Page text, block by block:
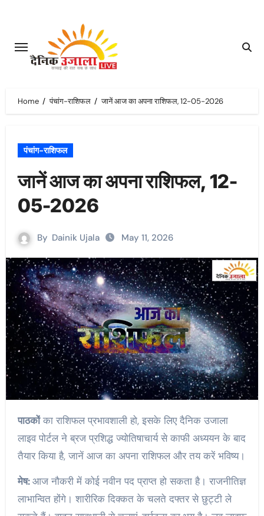
content
Home पंचांग-राशिफल जानें आज का अपना राशिफल, 12-05-2026
पंचांग-राशिफल
जानें आज का अपना राशिफल, 12-
05-2026
By Dainik Ujala May 11, 2026
पाठकोंका राशिफल प्रभावशाली हो, इसके लिए दैनिक उजाला
लाइव पोर्टल ने ब्रज प्रशिद्ध ज्योतिषाचार्य से काफी अध्ययन के बाद
तैयार किया है, जानें आज का अपना राशिफल और तय करें भविष्य।
मेष:आज नौकरी में कोई नवीन पद प्राप्त हो सकता है। राजनीतिज्ञ
लाभान्वित होंगे। शारीरिक दिक्कत के चलते दफ्तर से छुट्टी ले